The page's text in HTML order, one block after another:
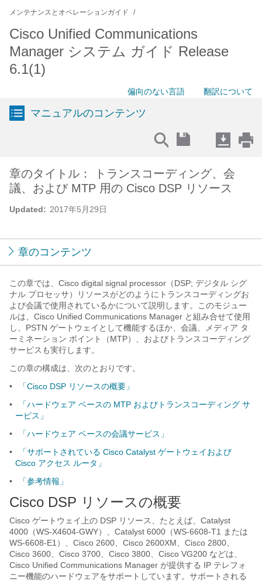
メンテナンスとオペレーションガイド
Cisco Unified Communications
Manager システム ガイド Release
6.1(1)
偏向のない言語 翻訳について
マニュアルのコンテンツ
Updated: 2017年5月29日
章のタイトル： トランスコーディング、会
議、および MTP 用の Cisco DSP リソース
章のコンテンツ
この章では、Cisco digital signal processor（DSP; デジタル シグ
ナル プロセッサ）リソースがどのようにトランスコーディングお
よび会議で使用されているかについて説明します。このモジュー
ルは、Cisco Unified Communications Manager と組み合せて使用
し、PSTN ゲートウェイとして機能するほか、会議、メディア タ
ーミネーション ポイント（MTP）、およびトランスコーディング
サービスも実行します。
この章の構成は、次のとおりです。
•
「Cisco DSP リソースの概要」
•
「ハードウェア ベースの MTP およびトランスコーディング サ
ービス」
•
「ハードウェア ベースの会議サービス」
•
「サポートされている Cisco Catalyst ゲートウェイおよび
Cisco アクセス ルータ」
•
「参考情報」
Cisco DSP リソースの概要
Cisco ゲートウェイ上の DSP リソース、たとえば、Catalyst
4000（WS-X4604-GWY）、Catalyst 6000（WS-6608-T1 または
WS-6608-E1）、Cisco 2600、Cisco 2600XM、Cisco 2800、
Cisco 3600、Cisco 3700、Cisco 3800、Cisco VG200 などは、
Cisco Unified Communications Manager が提供する IP テレフォ
ニー機能のハードウェアをサポートしています。サポートされる